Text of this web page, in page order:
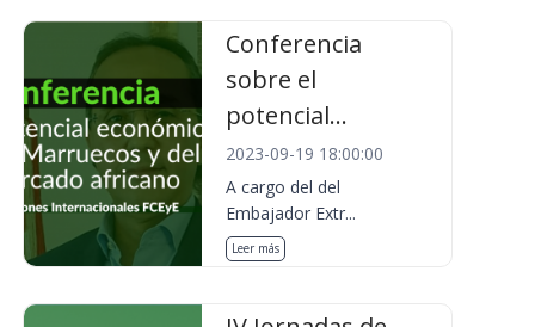
Conferencia
sobre el
potencial...
2023-09-19 18:00:00
A cargo del del
Embajador Extr...
Leer más